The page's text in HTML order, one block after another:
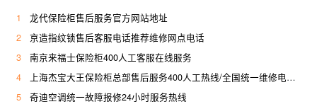
1
龙代保险柜售后服务官方网站地址
2
京造指纹锁售后客服电话推荐维修网点电话
3
南京来福士保险柜400人工客服在线服务
4
上海杰宝大王保险柜总部售后服务400人工热线/全国统一维修电话是多少
5
奇迪空调统一故障报修24小时服务热线